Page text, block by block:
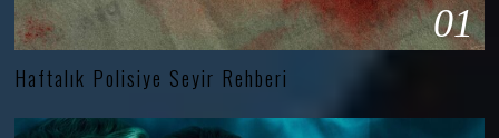
01
Haftalık Polisiye Seyir Rehberi